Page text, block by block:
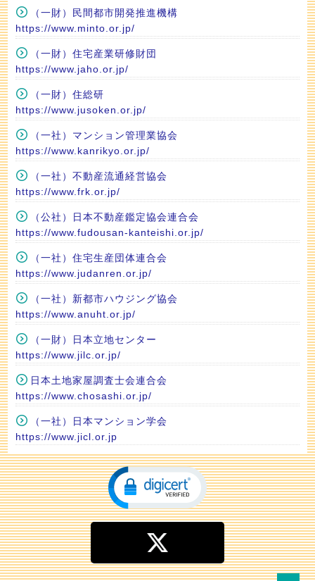
（一財）民間都市開発推進機構
https://www.minto.or.jp/
（一財）住宅産業研修財団
https://www.jaho.or.jp/
（一財）住総研
https://www.jusoken.or.jp/
（一社）マンション管理業協会
https://www.kanrikyo.or.jp/
（一社）不動産流通経営協会
https://www.frk.or.jp/
（公社）日本不動産鑑定協会連合会
https://www.fudousan-kanteishi.or.jp/
（一社）住宅生産団体連合会
https://www.judanren.or.jp/
（一社）新都市ハウジング協会
https://www.anuht.or.jp/
（一財）日本立地センター
https://www.jilc.or.jp/
日本土地家屋調査士会連合会
https://www.chosashi.or.jp/
（一社）日本マンション学会
https://www.jicl.or.jp